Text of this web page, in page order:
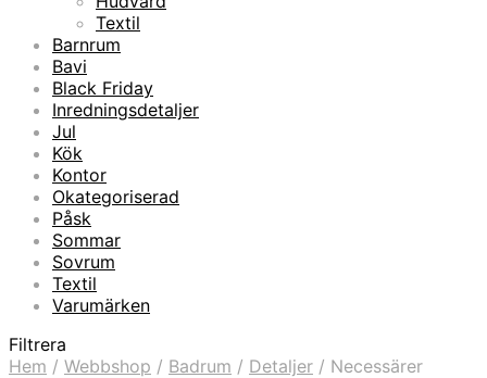
Textil
Barnrum
Bavi
Black Friday
Inredningsdetaljer
Jul
Kök
Kontor
Okategoriserad
Påsk
Sommar
Sovrum
Textil
Varumärken
Filtrera
Hem / Webbshop / Badrum / Detaljer / Necessärer